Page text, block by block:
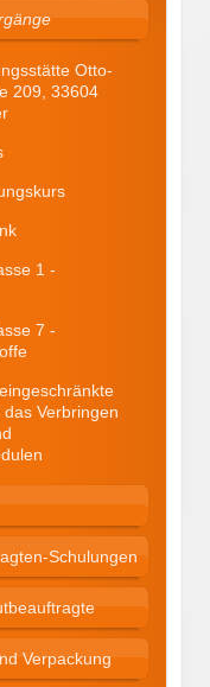
Otto-
209, 33604
1 -
7 -
Verbringen
Schulungen
Verpackung